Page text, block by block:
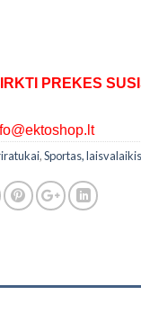
PREKES
,Sportas,